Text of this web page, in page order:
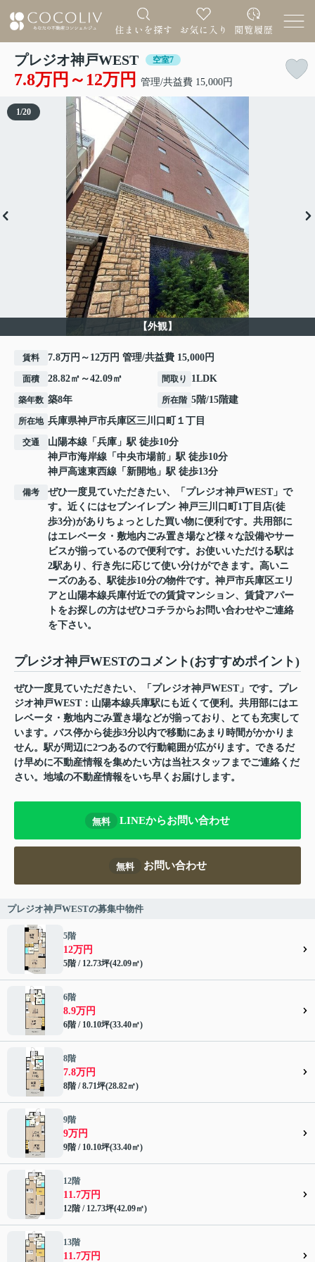
プレジオ神戸WEST 空室7
7.8万円～12万円 管理/共益費 15,000円
【外観】
1/20
賃料 7.8万円～12万円 管理/共益費 15,000円
面積 28.82㎡～42.09㎡ 間取り 1LDK
築年数 築8年 所在階 5階/15階建
所在地 兵庫県神戸市兵庫区三川口町 １丁目
交通 山陽本線 「 兵庫 」駅 徒歩10分
神戸市海岸線 「 中央市場前 」駅 徒歩10分
神戸高速東西線 「 新開地」駅 徒歩13分
備考
ぜひ一度見ていただきたい、「プレジオ神戸WEST」で
す。近くにはセブンイレブン 神戸三川口町1丁目店(徒
歩3分)がありちょっとした買い物に便利です。共用部に
はエレベータ・敷地内ごみ置き場など様々な設備やサー
ビスが揃っているので便利です。お使いいただける駅は
2駅あり、行き先に応じて使い分けができます。高いニ
ーズのある、駅徒歩10分の物件です。神戸市兵庫区エリ
アと山陽本線兵庫付近での賃貸マンション、賃貸アパー
トをお探しの方はぜひコチラからお問い合わせやご連絡
を下さい。
プレジオ神戸WESTのコメント(おすすめポイント)
ぜひ一度見ていただきたい、「プレジオ神戸WEST」です。プレ
ジオ神戸WEST：山陽本線兵庫駅にも近くて便利。共用部にはエ
レベータ・敷地内ごみ置き場などが揃っており、とても充実して
います。バス停から徒歩3分以内で移動にあまり時間がかかりま
せん。駅が周辺に2つあるので行動範囲が広がります。できるだ
け早めに不動産情報を集めたい方は当社スタッフまでご連絡くだ
さい。地域の不動産情報をいち早くお届けします。
無料 LINEからお問い合わせ
無料 お問い合わせ
プレジオ神戸WESTの募集中物件
5階
12万円
5階 / 12.73坪(42.09㎡)
6階
8.9万円
6階 / 10.10坪(33.40㎡)
8階
7.8万円
8階 / 8.71坪(28.82㎡)
9階
9万円
9階 / 10.10坪(33.40㎡)
12階
11.7万円
12階 / 12.73坪(42.09㎡)
13階
11.7万円